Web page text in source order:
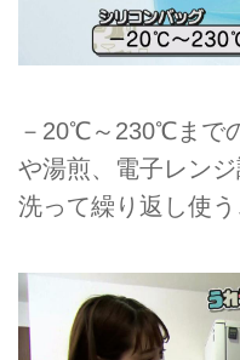
－20℃～230℃まで
や湯煎、電子レン
洗って繰り返し使う